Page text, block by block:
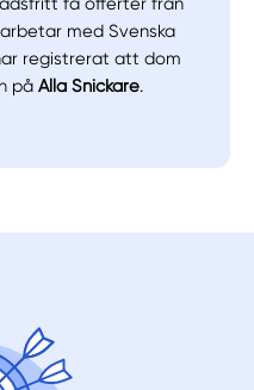
med Svenska
registrerat att dom
på Alla Snickare.